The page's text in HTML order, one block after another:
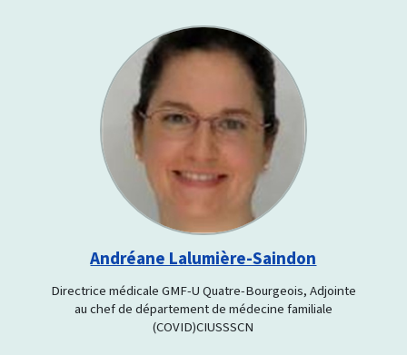
Andréane Lalumière-Saindon
Directrice médicale GMF-U Quatre-Bourgeois, Adjointe
au chef de département de médecine familiale
(COVID)CIUSSSCN